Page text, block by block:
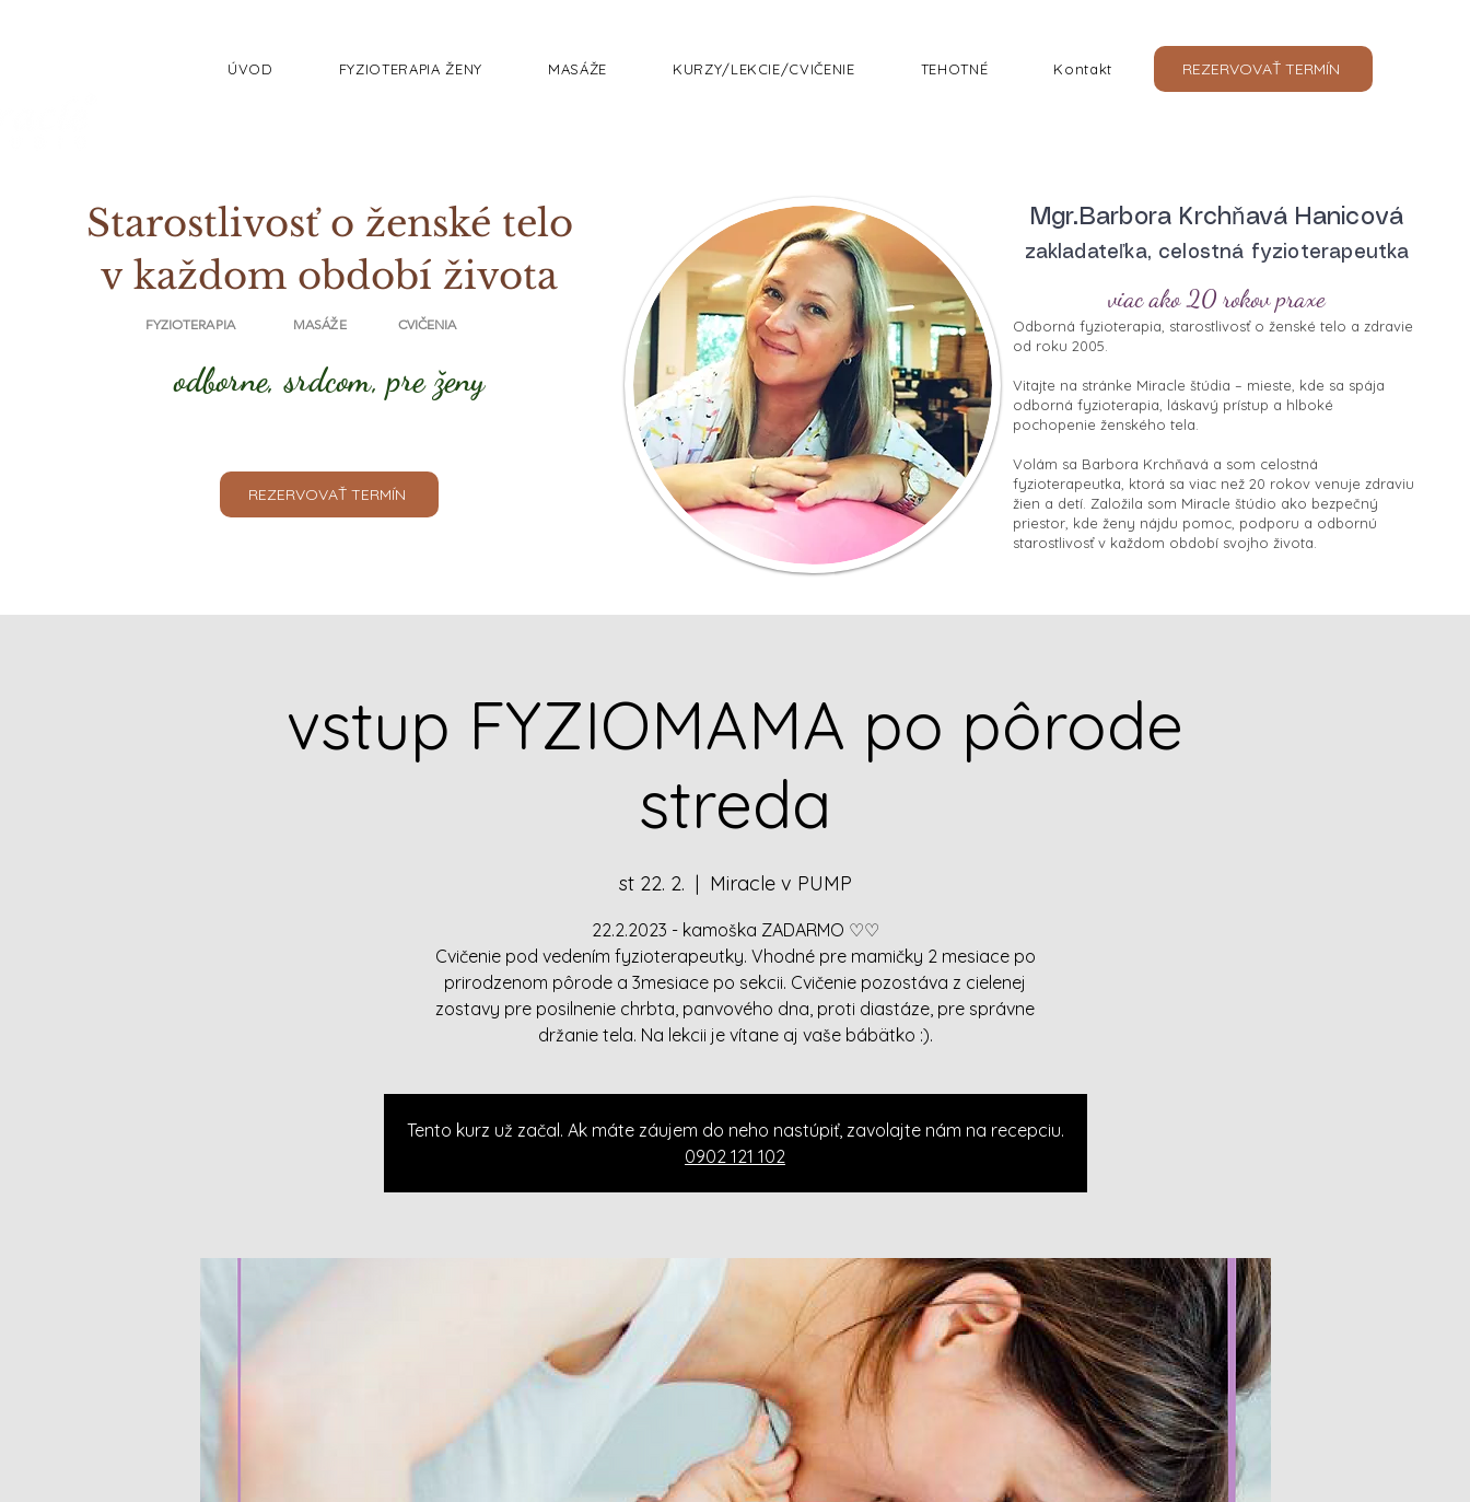
ÚVOD FYZIOTERAPIA ŽENY MASÁŽE KURZY/LEKCIE/CVIČENIE TEHOTNÉ Kontakt REZERVOVAŤ TERMÍN
Starostlivosť o ženské telo
v každom období života
FYZIOTERAPIA MASÁŽE CVIČENIA
odborne, srdcom, pre ženy
REZERVOVAŤ TERMÍN
Mgr.Barbora Krchňavá Hanicová
zakladateľka, celostná fyzioterapeutka
viac ako 20 rokov praxe
Odborná fyzioterapia, starostlivosť o ženské telo a zdravie
od roku 2005.
Vitajte na stránke Miracle štúdia – mieste, kde sa spája
odborná fyzioterapia, láskavý prístup a hlboké
pochopenie ženského tela.
Volám sa Barbora Krchňavá a som celostná
fyzioterapeutka, ktorá sa viac než 20 rokov venuje zdraviu
žien a detí. Založila som Miracle štúdio ako bezpečný
priestor, kde ženy nájdu pomoc, podporu a odbornú
starostlivosť v každom období svojho života.​
vstup FYZIOMAMA po pôrode
streda
st 22. 2.
  |
Miracle v PUMP
22.2.2023 - kamoška ZADARMO ♡♡
Cvičenie pod vedením fyzioterapeutky. Vhodné pre mamičky 2 mesiace po
prirodzenom pôrode a 3mesiace po sekcii. Cvičenie pozostáva z cielenej
zostavy pre posilnenie chrbta, panvového dna, proti diastáze, pre správne
držanie tela. Na lekcii je vítane aj vaše bábätko :).
Tento kurz už začal. Ak máte záujem do neho nastúpiť, zavolajte nám na recepciu.
0902 121 102